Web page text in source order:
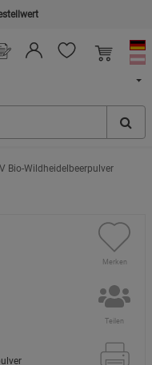
Bio-Wildheidelbeerpulver
Merken
Teilen